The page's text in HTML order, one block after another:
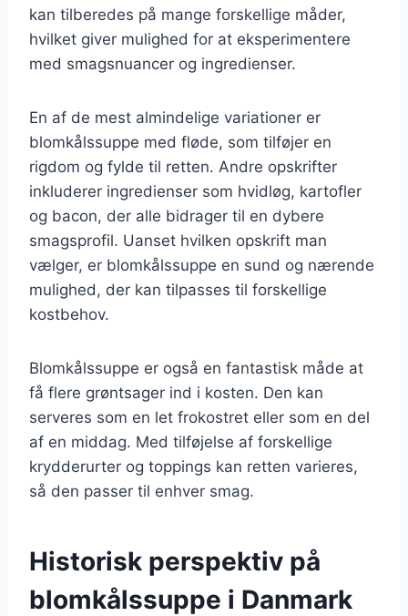
kan tilberedes på mange forskellige måder,
hvilket giver mulighed for at eksperimentere
med smagsnuancer og ingredienser.
En af de mest almindelige variationer er
blomkålssuppe med fløde, som tilføjer en
rigdom og fylde til retten. Andre opskrifter
inkluderer ingredienser som hvidløg, kartofler
og bacon, der alle bidrager til en dybere
smagsprofil. Uanset hvilken opskrift man
vælger, er blomkålssuppe en sund og nærende
mulighed, der kan tilpasses til forskellige
kostbehov.
Blomkålssuppe er også en fantastisk måde at
få flere grøntsager ind i kosten. Den kan
serveres som en let frokostret eller som en del
af en middag. Med tilføjelse af forskellige
krydderurter og toppings kan retten varieres,
så den passer til enhver smag.
Historisk perspektiv på
blomkålssuppe i Danmark